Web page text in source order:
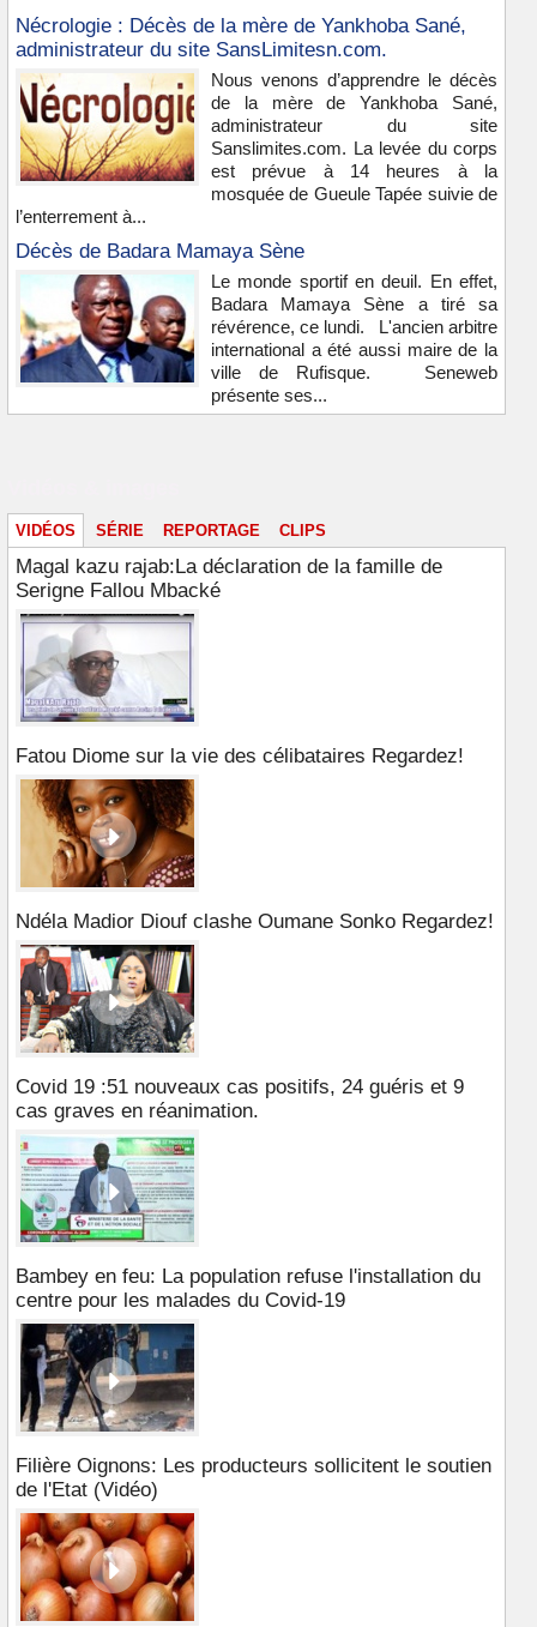
Nécrologie : Décès de la mère de Yankhoba Sané,
administrateur du site SansLimitesn.com.
Nous venons d’apprendre le décès
de la mère de Yankhoba Sané,
administrateur du site
Sanslimites.com. La levée du corps
est prévue à 14 heures à la
mosquée de Gueule Tapée suivie de
l’enterrement à...
Décès de Badara Mamaya Sène
Le monde sportif en deuil. En effet,
Badara Mamaya Sène a tiré sa
révérence, ce lundi. L'ancien arbitre
international a été aussi maire de la
ville de Rufisque. Seneweb
présente ses...
VIDÉOS SÉRIE REPORTAGE CLIPS
Magal kazu rajab:La déclaration de la famille de
Serigne Fallou Mbacké
Fatou Diome sur la vie des célibataires Regardez!
Ndéla Madior Diouf clashe Oumane Sonko Regardez!
Covid 19 :51 nouveaux cas positifs, 24 guéris et 9
cas graves en réanimation.
Bambey en feu: La population refuse l'installation du
centre pour les malades du Covid-19
Filière Oignons: Les producteurs sollicitent le soutien
de l'Etat (Vidéo)